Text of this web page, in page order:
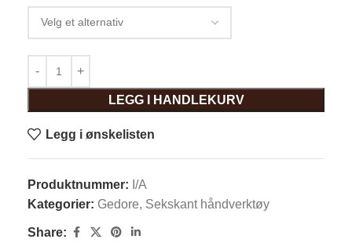
LEGG I HANDLEKURV
Legg i ønskelisten
Produktnummer: I/A
Kategorier: Gedore, Sekskant håndverktøy
Share: